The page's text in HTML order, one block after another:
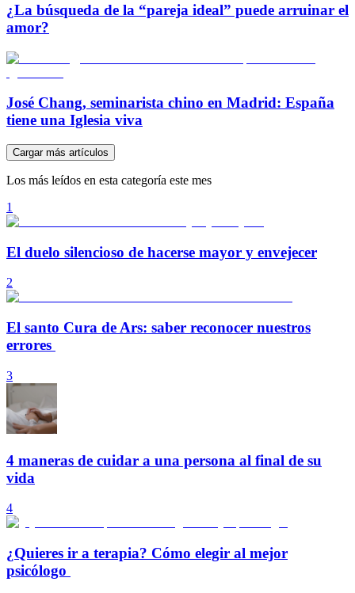
¿La búsqueda de la “pareja ideal” puede arruinar el
amor?
José Chang, seminarista chino en Madrid: España
tiene una Iglesia viva
Cargar más artículos
Los más leídos en esta categoría este mes
1
El duelo silencioso de hacerse mayor y envejecer
2
El santo Cura de Ars: saber reconocer nuestros
errores
3
4 maneras de cuidar a una persona al final de su
vida
4
¿Quieres ir a terapia? Cómo elegir al mejor
psicólogo